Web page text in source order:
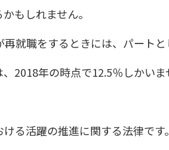
もしれません。
就職をするときには、パートと
2018年の時点で12.5％しかいま
る活躍の推進に関する法律です